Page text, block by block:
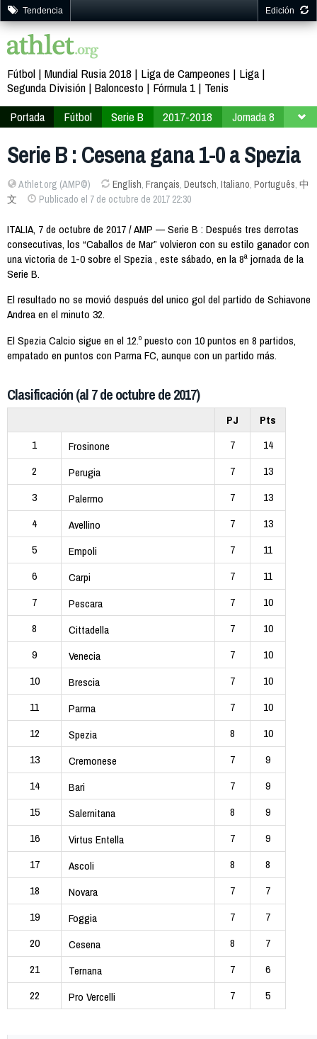
Tendencia Edición
Fútbol Mundial Rusia 2018 Liga de Campeones
Liga
Segunda División Baloncesto Fórmula 1
Tenis
Portada
Fútbol Serie B 2017-2018 Jornada 8
Serie B : Cesena gana 1-0 a Spezia
Athlet.org (AMP©) English, Français, Deutsch, Italiano, Português, 中
文
Publicado el 7 de octubre de 2017 22:30
ITALIA, 7 de octubre de 2017 / AMP — Serie B : Después tres derrotas
consecutivas, los “Caballos de Mar” volvieron con su estilo ganador con
una victoria de 1-0 sobre el Spezia , este sábado, en la 8ª jornada de la
Serie B.
El resultado no se movió después del unico gol del partido de Schiavone
Andrea en el minuto 32.
El Spezia Calcio sigue en el 12.º puesto con 10 puntos en 8 partidos,
empatado en puntos con Parma FC, aunque con un partido más.
Clasificación (al 7 de octubre de 2017)
PJ
Pts
1
Frosinone 7
14
2
Perugia 7
13
3
Palermo 7
13
4
Avellino 7
13
5
Empoli 7
11
6
Carpi 7
11
7
Pescara 7
10
8
Cittadella 7
10
9
Venecia 7
10
10
Brescia 7
10
11
Parma 7
10
12
Spezia 8
10
13
Cremonese 7
9
14
Bari 7
9
15
Salernitana 8
9
16
Virtus Entella 7
9
17
Ascoli 8
8
18
Novara 7
7
19
Foggia 7
7
20
Cesena 8
7
21
Ternana 7
6
22
Pro Vercelli 7 5